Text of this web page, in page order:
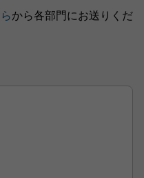
から各部門にお送りくだ